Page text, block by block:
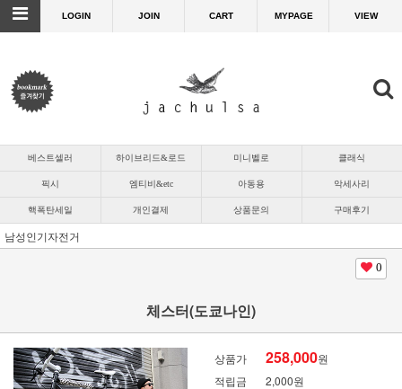
LOGIN JOIN CART MYPAGE VIEW
베스트셀러 하이브리드&로드 미니벨로 클래식
픽시 엠티비&etc 아동용 악세사리
핵폭탄세일 개인결제 상품문의 구매후기
남성인기자전거
0
체스터(도쿄나인)
상품가 258,000원
적립금
2,000원